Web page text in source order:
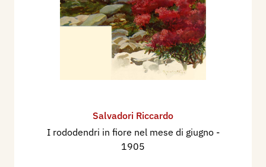
Salvadori Riccardo
I rododendri in fiore nel mese di giugno -
1905